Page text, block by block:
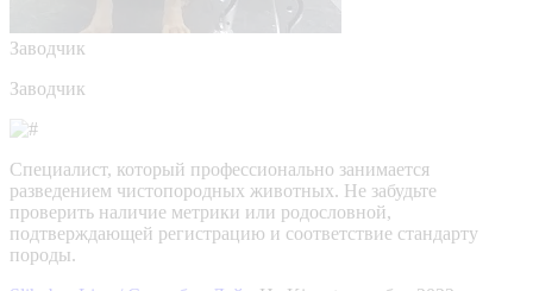
Заводчик
Заводчик
Специалист, который профессионально занимается
разведением чистопородных животных. Не забудьте
проверить наличие метрики или родословной,
подтверждающей регистрацию и соответствие стандарту
породы.